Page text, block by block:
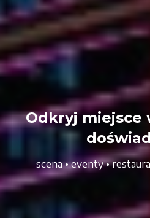
Odkryj miejsce
scena • eventy •